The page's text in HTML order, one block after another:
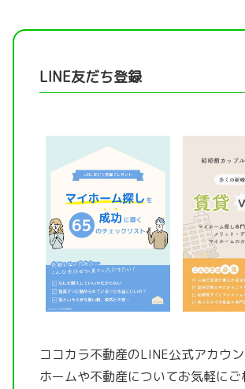
LINE友だち登録
ココカラ不動産のLINE公式アカウ
ホームや不動産についてお気軽に